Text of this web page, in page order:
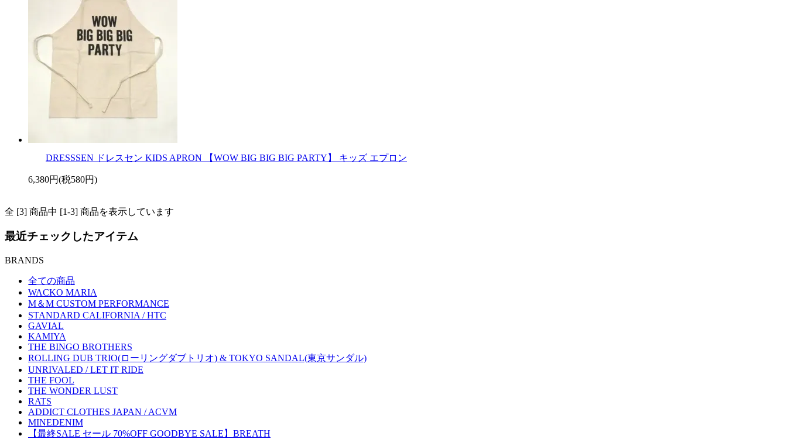
DRESSSEN ドレスセン KIDS APRON 【WOW BIG BIG BIG PARTY】 キッズ エプロン
6,380円(税580円)
全 [3] 商品中 [1-3] 商品を表示しています
最近チェックしたアイテム
BRANDS
全ての商品
WACKO MARIA
M＆M CUSTOM PERFORMANCE
STANDARD CALIFORNIA / HTC
GAVIAL
KAMIYA
THE BINGO BROTHERS
ROLLING DUB TRIO(ローリングダブトリオ) & TOKYO SANDAL(東京サンダル)
UNRIVALED / LET IT RIDE
THE FOOL
THE WONDER LUST
RATS
ADDICT CLOTHES JAPAN / ACVM
MINEDENIM
【最終SALE セール 70%OFF GOODBYE SALE】BREATH